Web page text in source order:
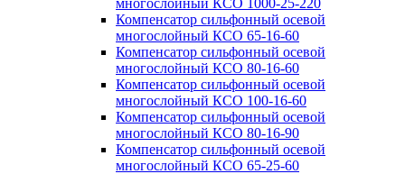
многослойный КСО 1000-25-220
Компенсатор сильфонный осевой
многослойный КСО 65-16-60
Компенсатор сильфонный осевой
многослойный КСО 80-16-60
Компенсатор сильфонный осевой
многослойный КСО 100-16-60
Компенсатор сильфонный осевой
многослойный КСО 80-16-90
Компенсатор сильфонный осевой
многослойный КСО 65-25-60